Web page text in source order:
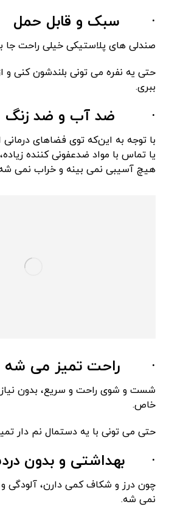
· سبک و قابل حمل
صندلی های پلاستیکی خیلی راحت
حتی یه نفره می تونی بلندشون کنی و
ببری.
· ضد آب و ضد زنگ
با توجه به این‌که توی فضاهای
یا تماس با مواد ضدعفونی کننده
هیچ آسیبی نمی بینه و خراب نمی
· راحت تمیز می شه
شست و شوی راحت و سریع، بدون
خاص.
حتی می تونی با یه دستمال نم دار
· بهداشتی و بدون
چون درز و شکاف کمی دارن، آلودگی
نمی شه.